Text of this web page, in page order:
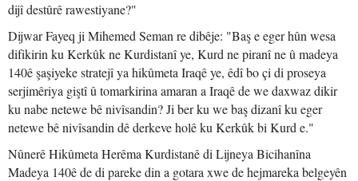
dijî destûrê rawestiyane?"
Dijwar Fayeq ji Mihemed Seman re dibêje: "Baş e eger hûn wesa
difikirin ku Kerkûk ne Kurdistanî ye, Kurd ne piranî ne û madeya
140ê şaşiyeke stratejî ya hikûmeta Iraqê ye, êdî bo çi di proseya
serjimêriya giştî û tomarkirina amaran a Iraqê de we daxwaz dikir
ku nabe netewe bê nivîsandin? Ji ber ku we baş dizanî ku eger
netewe bê nivîsandin dê derkeve holê ku Kerkûk bi Kurd e."
Nûnerê Hikûmeta Herêma Kurdistanê di Lijneya Bicihanîna
Madeya 140ê de di pareke din a gotara xwe de hejmareka belgeyên